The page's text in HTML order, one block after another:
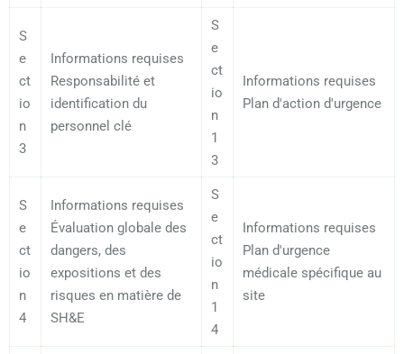
S
e
ct
io
n
3
Informations requises
Responsabilité et
identification du
personnel clé
S
e
ct
io
n
1
3
Informations requises
Plan d'action d'urgence
S
e
ct
io
n
4
Informations requises
Évaluation globale des
dangers, des
expositions et des
risques en matière de
SH&E
S
e
ct
io
n
1
4
Informations requises
Plan d'urgence
médicale spécifique au
site